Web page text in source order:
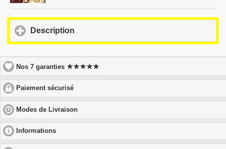
Description
to
contents
Nos 7 garanties★★★★★
Paiement sécurisé
to
expand
Modes de Livraison
to
contents
Informations
to